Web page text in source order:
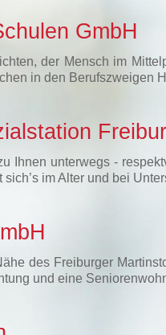
GmbH
der Mensch im
in den Berufszweigen
Ihnen unterwegs -
im Alter und bei
des Freiburger
und eine